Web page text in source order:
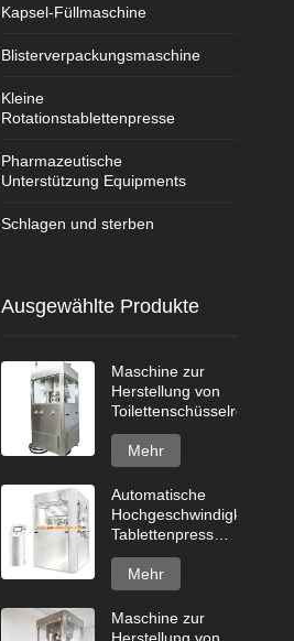
Kapsel-Füllmaschine
Blisterverpackungsmaschine
Kleine
Rotationstablettenpresse
Pharmazeutische
Unterstützung Equipments
Schlagen und sterben
Ausgewählte Produkte
Maschine zur
Herstellung von
Mehr
Automatische
Hochgeschwindigkeits-
Tablettenpresse
GZPK720-Serie
Mehr
Maschine zur